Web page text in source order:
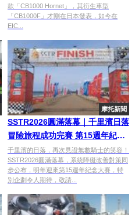
發！
款「CB1000 Hornet」，其衍生車型
「CB1000F」才剛在日本發表，如今在
EIC...
摩托新聞
SSTR2026圓滿落幕｜千里濱日落
冒險旅程成功完賽 第15週年紀念
大賽備受期待
千里濱的日落，再次見證無數騎士的笑容！
SSTR2026圓滿落幕，系統障礙改善對策同
步公布，明年迎來第15週年紀念大賽，特
別企劃令人期待，敬請...